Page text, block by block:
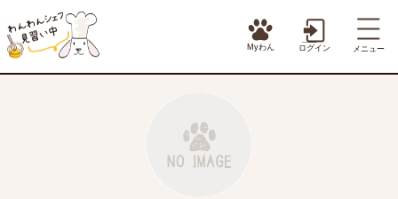
Myわん ログイン メニュー